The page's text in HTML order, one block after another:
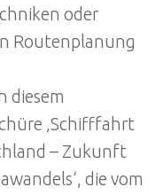
oder
Routenplanung
diesem
‚Schifffahrt
– Zukunft
die vom